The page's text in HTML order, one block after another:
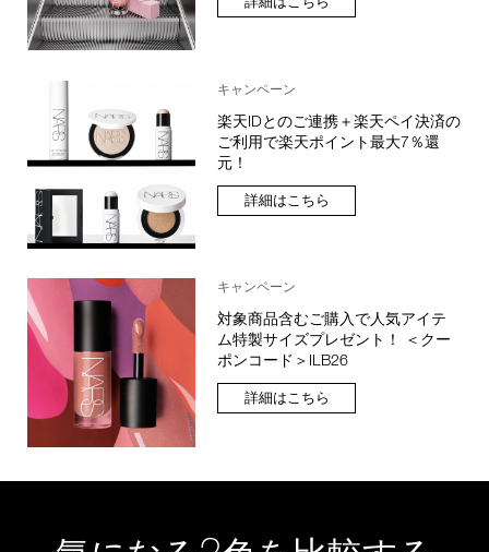
キャンペーン
楽天IDとのご連携＋楽天ペイ決済の
ご利用で楽天ポイント最大7％還
元！
詳細はこちら
キャンペーン
対象商品含むご購入で人気アイテ
ム特製サイズプレゼント！ ＜クー
ポンコード＞ILB26
詳細はこちら